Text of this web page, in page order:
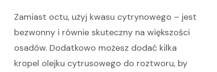
Zamiast octu, użyj kwasu cytrynowego – jest
bezwonny i równie skuteczny na większości
osadów. Dodatkowo możesz dodać kilka
kropel olejku cytrusowego do roztworu, by